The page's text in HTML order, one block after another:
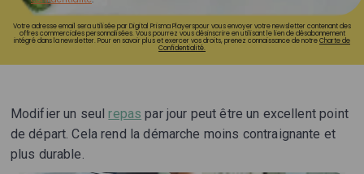
Votre adresse email sera utilisée par Digital Prisma Playerspour vous envoyer votre newsletter contenant des
offres commerciales personnalisées. Vous pourrez vous désinscrire en utilisant le lien de désabonnement
intégré dans la newsletter. Pour en savoir plus et exercer vos droits, prenez connaissance de notreCharte de
Confidentialité.
Modifier un seulrepas par jour peut être un excellent point
de départ. Cela rend la démarche moins contraignante et
plus durable.